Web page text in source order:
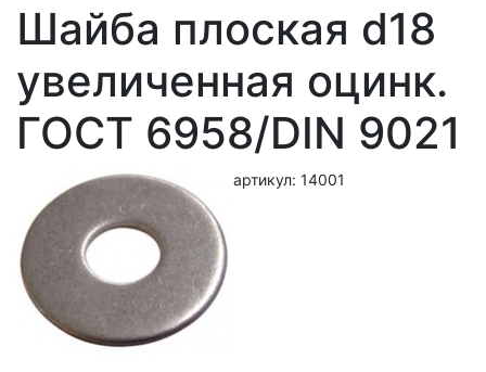
Шайба плоская d18
увеличенная оцинк.
ГОСТ 6958/DIN 9021
артикул: 14001